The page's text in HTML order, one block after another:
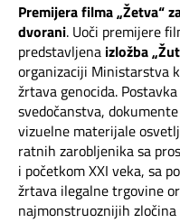
Premijera filma „Žetva“
dvorani. Uoči premijere
predstavljena izložba
organizaciji Ministarstva
žrtava genocida.
svedočanstva,
vizuelne materijale
ratnih zarobljenika sa
i početkom XXI veka, sa
žrtava ilegalne trgovine
najmonstruoznijih